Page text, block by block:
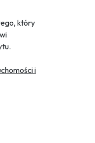
który
i